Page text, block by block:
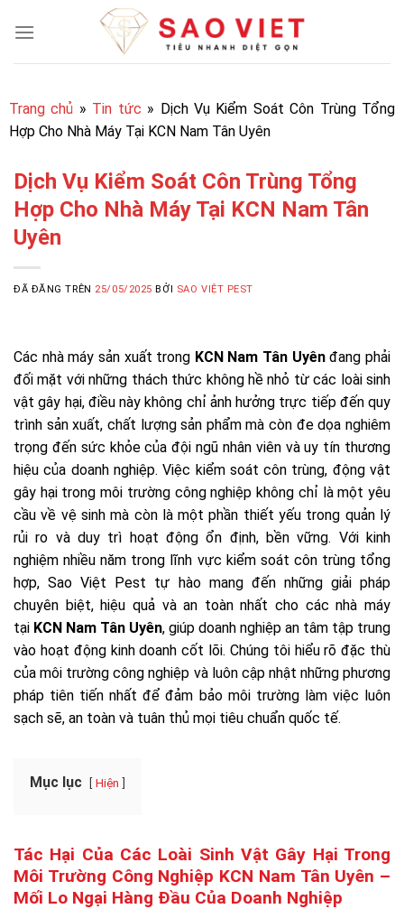
đến
Trang chủ » Tin tức » Dịch Vụ Kiểm Soát Côn Trùng Tổng
Hợp Cho Nhà Máy Tại KCN Nam Tân Uyên
Dịch Vụ Kiểm Soát Côn Trùng Tổng
Hợp Cho Nhà Máy Tại KCN Nam Tân
Uyên
ĐÃ ĐĂNG TRÊN 25/05/2025 BỞI SAO VIỆT PEST
Các nhà máy sản xuất trong KCN Nam Tân Uyênđang phải
đối mặt với những thách thức không hề nhỏ từ các loài sinh
vật gây hại, điều này không chỉ ảnh hưởng trực tiếp đến quy
trình sản xuất, chất lượng sản phẩm mà còn đe dọa nghiêm
trọng đến sức khỏe của đội ngũ nhân viên và uy tín thương
hiệu của doanh nghiệp. Việc kiểm soát côn trùng, động vật
gây hại trong môi trường công nghiệp không chỉ là một yêu
cầu về vệ sinh mà còn là một phần thiết yếu trong quản lý
rủi ro và duy trì hoạt động ổn định, bền vững. Với kinh
nghiệm nhiều năm trong lĩnh vực kiểm soát côn trùng tổng
hợp, Sao Việt Pest tự hào mang đến những giải pháp
chuyên biệt, hiệu quả và an toàn nhất cho các nhà máy
tại KCN Nam Tân Uyên, giúp doanh nghiệp an tâm tập trung
vào hoạt động kinh doanh cốt lõi. Chúng tôi hiểu rõ đặc thù
của môi trường công nghiệp và luôn cập nhật những phương
pháp tiên tiến nhất để đảm bảo môi trường làm việc luôn
sạch sẽ, an toàn và tuân thủ mọi tiêu chuẩn quốc tế.
Mục lục Hiện
Tác Hại Của Các Loài Sinh Vật Gây Hại Trong
Môi Trường Công Nghiệp KCN Nam Tân Uyên –
Mối Lo Ngại Hàng Đầu Của Doanh Nghiệp